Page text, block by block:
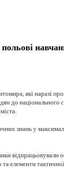
які наразі
до національного
знань у
відпрацьовували
та елементи